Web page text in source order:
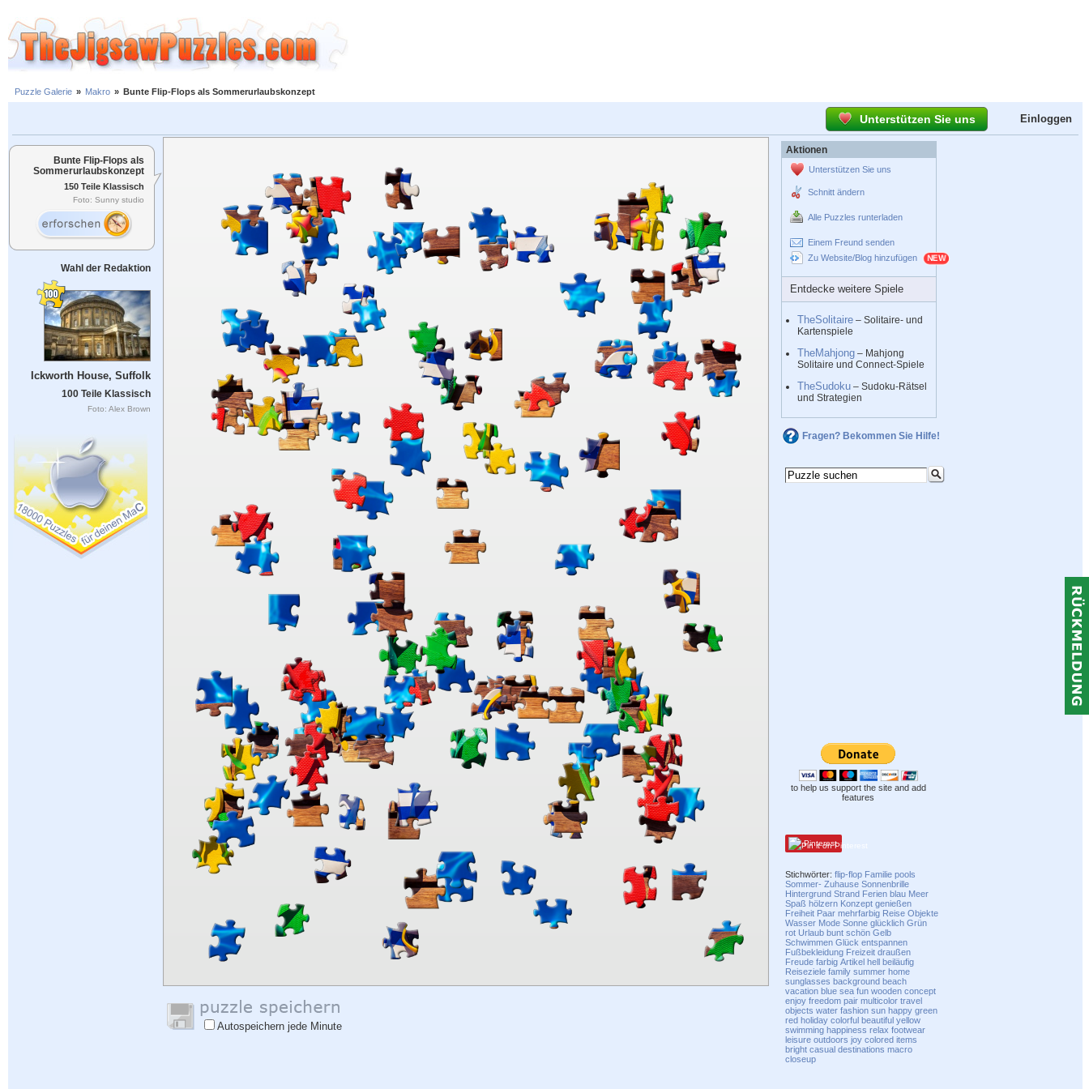
Puzzle Galerie » Makro » Bunte Flip-Flops als Sommerurlaubskonzept
Unterstützen Sie uns Einloggen
Bunte Flip-Flops als
Sommerurlaubskonzept
150 Teile Klassisch
Foto: Sunny studio
Wahl der Redaktion
Ickworth House, Suffolk
100 Teile Klassisch
Foto: Alex Brown
Autospeichern jede Minute
Aktionen
Unterstützen Sie uns
Schnitt ändern
Alle Puzzles runterladen
Einem Freund senden
Zu Website/Blog hinzufügen
Entdecke weitere Spiele
TheSolitaire – Solitaire- und
Kartenspiele
TheMahjong – Mahjong
Solitaire und Connect-Spiele
TheSudoku – Sudoku-Rätsel
und Strategien
Fragen? Bekommen Sie Hilfe!
to help us support the site and add
features
Pinterest
Stichwörter:flip-flop Familie pools
Sommer- Zuhause Sonnenbrille
Hintergrund Strand Ferien blau Meer
Spaß hölzern Konzept genießen
Freiheit Paar mehrfarbig Reise Objekte
Wasser Mode Sonne glücklich Grün
rot Urlaub bunt schön Gelb
Schwimmen Glück entspannen
Fußbekleidung Freizeit draußen
Freude farbig Artikel hell beiläufig
Reiseziele family summer home
sunglasses background beach
vacation blue sea fun wooden concept
enjoy freedom pair multicolor travel
objects water fashion sun happy green
red holiday colorful beautiful yellow
swimming happiness relax footwear
leisure outdoors joy colored items
bright casual destinations macro
closeup